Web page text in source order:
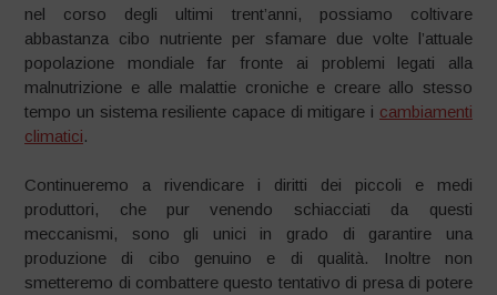
nel corso degli ultimi trent’anni, possiamo coltivare
abbastanza cibo nutriente per sfamare due volte l’attuale
popolazione mondiale far fronte ai problemi legati alla
malnutrizione e alle malattie croniche e creare allo stesso
tempo un sistema resiliente capace di mitigare i cambiamenti
climatici.
Continueremo a rivendicare i diritti dei piccoli e medi
produttori, che pur venendo schiacciati da questi
meccanismi, sono gli unici in grado di garantire una
produzione di cibo genuino e di qualità. Inoltre non
smetteremo di combattere questo tentativo di presa di potere